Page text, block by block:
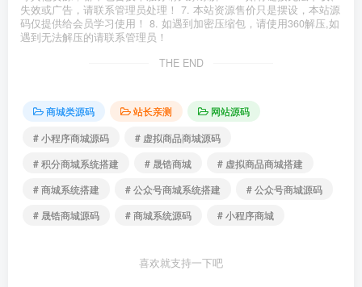
失效或广告，请联系管理员处理！ 7. 本站资源售价只是摆设，本站源
码仅提供给会员学习使用！ 8. 如遇到加密压缩包，请使用360解压,如
遇到无法解压的请联系管理员！
THE END
商城类源码 站长亲测
网站源码
# 小程序商城源码
# 虚拟商品商城源码
# 积分商城系统搭建
# 晟锆商城
# 虚拟商品商城搭建
# 商城系统搭建
# 公众号商城系统搭建
# 公众号商城源码
# 晟锆商城源码
# 商城系统源码 # 小程序商城
喜欢就支持一下吧